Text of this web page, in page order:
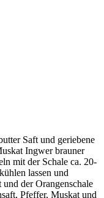
Saft und geriebene
Ingwer brauner
mit der Schale ca. 20-
lassen und
der Orangenschale
Pfeffer, Muskat und